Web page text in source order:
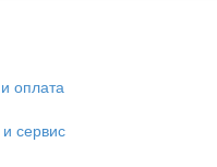
оплата
сервис